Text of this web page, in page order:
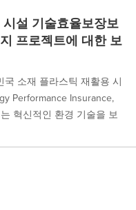
설 기술효율보장보
프로젝트에 대한 보
국 소재 플라스틱 재활용 시
Performance Insurance,
혁신적인 환경 기술을 보